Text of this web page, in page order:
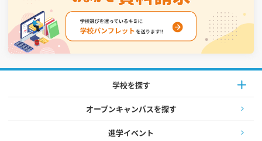
学校を探す
オープンキャンパスを探す
進学イベント